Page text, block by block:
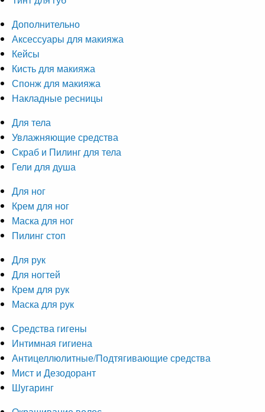
Дополнительно
Аксессуары для макияжа
Кейсы
Кисть для макияжа
Спонж для макияжа
Накладные ресницы
Для тела
Увлажняющие средства
Скраб и Пилинг для тела
Гели для душа
Для ног
Крем для ног
Маска для ног
Пилинг стоп
Для рук
Для ногтей
Крем для рук
Маска для рук
Средства гигены
Интимная гигиена
Антицеллюлитные/Подтягивающие средства
Мист и Дезодорант
Шугаринг